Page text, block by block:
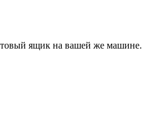
ящик на вашей же машине.